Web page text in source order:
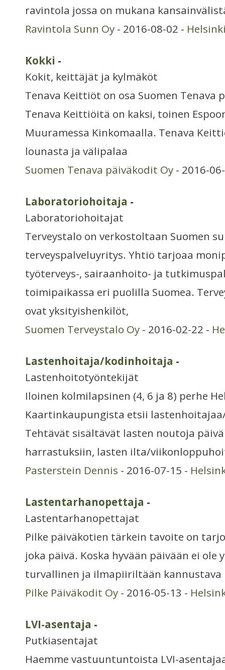
ravintola jossa on mukana
Ravintola Sunn Oy - 2016-08-02 -
Kokki -
Kokit, keittäjät ja kylmäköt
Tenava Keittiöt on osa Suomen Tenava
Tenava Keittiöitä on kaksi, toinen
Muuramessa Kinkomaalla. Tenava
lounasta ja välipalaa
Suomen Tenava päiväkodit Oy - 2016-
Laboratoriohoitaja -
Laboratoriohoitajat
Terveystalo on verkostoltaan Suomen
terveyspalveluyritys. Yhtiö tarjoaa
työterveys-, sairaanhoito- ja
toimipaikassa eri puolilla Suomea.
ovat yksityishenkilöt,
Suomen Terveystalo Oy - 2016-02-22 -
Lastenhoitaja/kodinhoitaja -
Lastenhoitotyöntekijät
Iloinen kolmilapsinen (4, 6 ja 8) perhe
Kaartinkaupungista etsii
Tehtävät sisältävät lasten noutoja
harrastuksiin, lasten ilta/
Pasterstein Dennis - 2016-07-15 -
Lastentarhanopettaja -
Lastentarhanopettajat
Pilke päiväkotien tärkein tavoite on
joka päivä. Koska hyvään päivään ei ole
turvallinen ja ilmapiiriltään kannustava
Pilke Päiväkodit Oy - 2016-05-13 -
LVI-asentaja -
Putkiasentajat
Haemme vastuuntuntoista LVI-